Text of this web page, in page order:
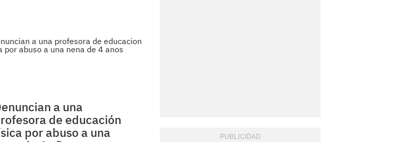
a una
de educación
por abuso a una